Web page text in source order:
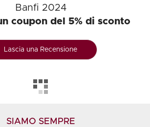
Banfi 2024
coupon del 5% di sconto
Lascia una Recensione
SIAMO SEMPRE